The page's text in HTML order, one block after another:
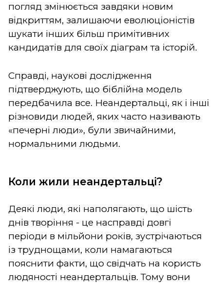
погляд змінюється завдяки новим
відкриттям, залишаючи еволюціоністів
шукати інших більш примітивних
кандидатів для своїх діаграм та історій.
Справді, наукові дослідження
підтверджують, що біблійна модель
передбачила все. Неандертальці, як і інші
різновиди людей, яких часто називають
«печерні люди», були звичайними,
нормальними людьми.
Коли жили неандертальці?
Деякі люди, які наполягають, що шість
днів творіння - це насправді довгі
періоди в мільйони років, зустрічаються
із труднощами, коли намагаються
пояснити факти, що свідчать на користь
людяності неандертальців. Тому вони